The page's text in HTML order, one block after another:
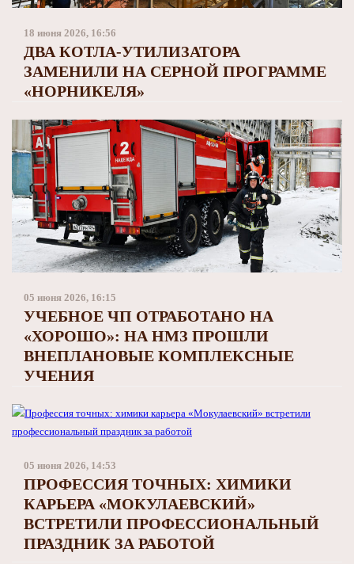
Заполярный театр драмы
18 июня 2026, 16:56
ДВА КОТЛА-УТИЛИЗАТОРА
ЗАМЕНИЛИ НА СЕРНОЙ ПРОГРАММЕ
«НОРНИКЕЛЯ»
05 июня 2026, 16:15
УЧЕБНОЕ ЧП ОТРАБОТАНО НА
«ХОРОШО»: НА НМЗ ПРОШЛИ
ВНЕПЛАНОВЫЕ КОМПЛЕКСНЫЕ
УЧЕНИЯ
05 июня 2026, 14:53
ПРОФЕССИЯ ТОЧНЫХ: ХИМИКИ
КАРЬЕРА «МОКУЛАЕВСКИЙ»
ВСТРЕТИЛИ ПРОФЕССИОНАЛЬНЫЙ
ПРАЗДНИК ЗА РАБОТОЙ